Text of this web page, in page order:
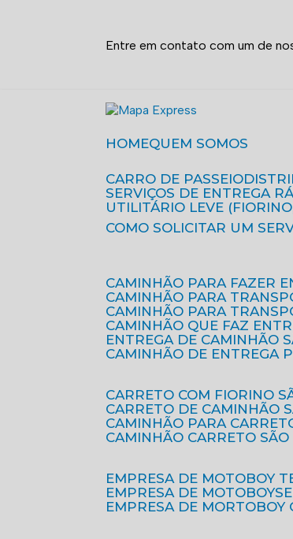
Entre em contato com um de
HOME
QUEM SOMOS
CARRO DE PASSEIO
SERVIÇOS DE ENTREGA
UTILITÁRIO LEVE
COMO SOLICITAR UM
CAMINHÃO PARA FAZER
CAMINHÃO PARA
CAMINHÃO PARA
CAMINHÃO QUE FAZ
ENTREGA DE CAMINHÃO
CAMINHÃO DE ENTREGA
CARRETO COM FIORINO
CARRETO DE CAMINHÃO
CAMINHÃO PARA
CAMINHÃO CARRETO
EMPRESA DE MOTOBOY
EMPRESA DE MOTOBOYS
EMPRESA DE MORTOBOY